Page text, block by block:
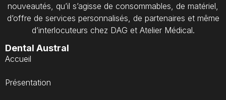
nouveautés, qu’il s’agisse de consommables, de matériel,
d’offre de services personnalisés, de partenaires et même
d’interlocuteurs chez DAG et Atelier Médical.
Dental Austral
Accueil
Présentation